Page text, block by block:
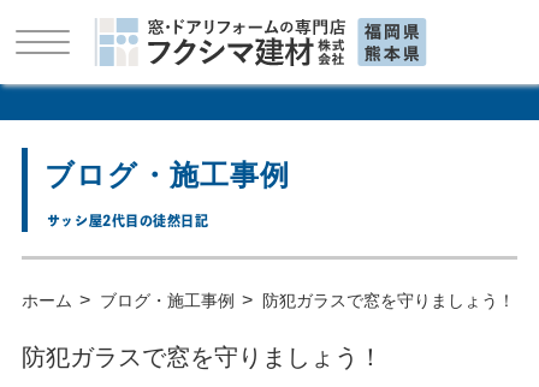
ブログ・施工事例
サッシ屋2代目の徒然日記
ホーム > ブログ・施工事例 > 防犯ガラスで窓を守りましょう！
防犯ガラスで窓を守りましょう！